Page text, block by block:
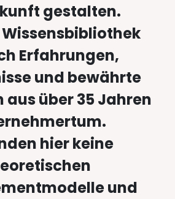
gestalten.
Erfahrungen,
und bewährte
aus über 35 Jahren
hier keine
und